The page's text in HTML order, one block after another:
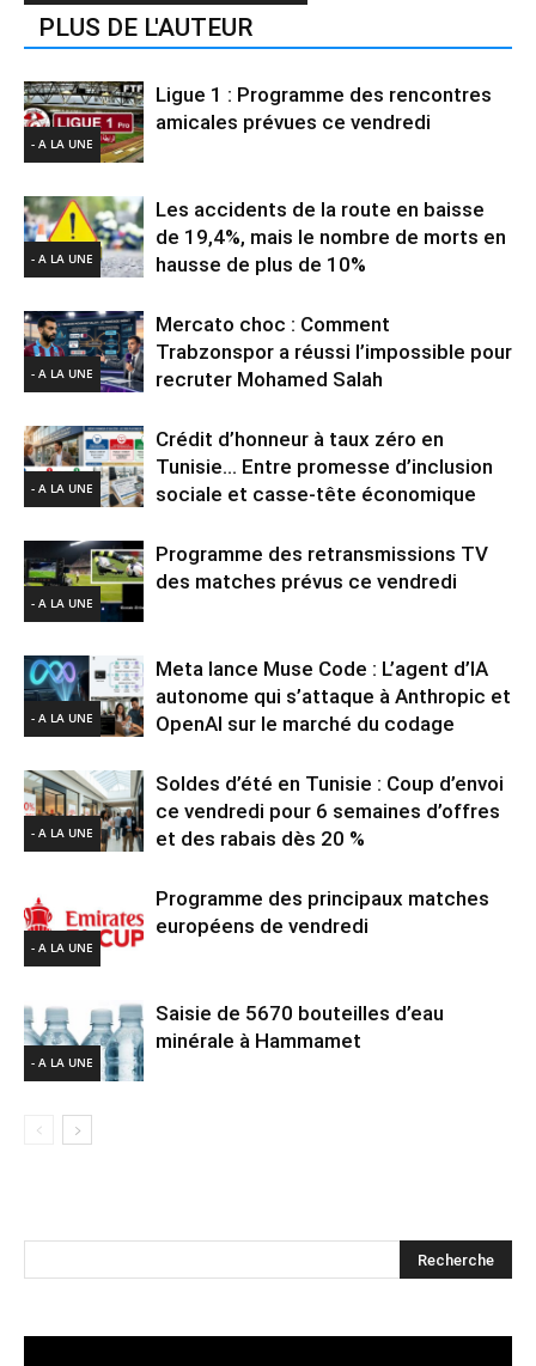
PLUS DE L'AUTEUR
- A LA UNE
Ligue 1 : Programme des rencontres
amicales prévues ce vendredi
- A LA UNE
Les accidents de la route en baisse
de 19,4%, mais le nombre de morts en
hausse de plus de 10%
- A LA UNE
Mercato choc : Comment
Trabzonspor a réussi l’impossible pour
recruter Mohamed Salah
- A LA UNE
Crédit d’honneur à taux zéro en
Tunisie… Entre promesse d’inclusion
sociale et casse-tête économique
- A LA UNE
Programme des retransmissions TV
des matches prévus ce vendredi
- A LA UNE
Meta lance Muse Code : L’agent d’IA
autonome qui s’attaque à Anthropic et
OpenAI sur le marché du codage
- A LA UNE
Soldes d’été en Tunisie : Coup d’envoi
ce vendredi pour 6 semaines d’offres
et des rabais dès 20 %
- A LA UNE
Programme des principaux matches
européens de vendredi
- A LA UNE
Saisie de 5670 bouteilles d’eau
minérale à Hammamet